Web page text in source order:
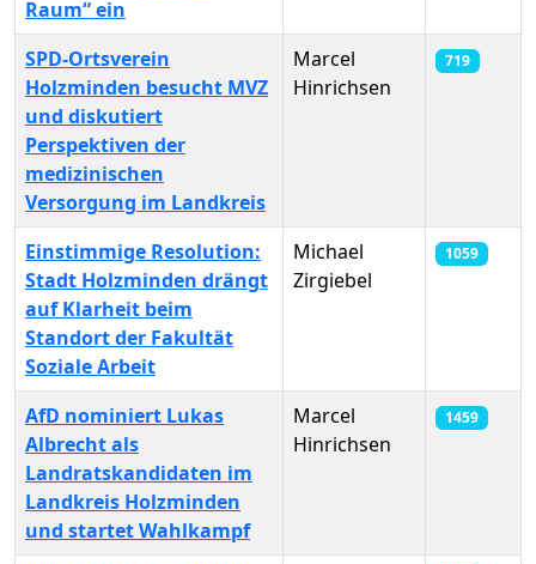
Raum“ ein
SPD-Ortsverein
Holzminden besucht MVZ
und diskutiert
Perspektiven der
medizinischen
Versorgung im Landkreis
Marcel
Hinrichsen
719
Einstimmige Resolution:
Stadt Holzminden drängt
auf Klarheit beim
Standort der Fakultät
Soziale Arbeit
Michael
Zirgiebel
1059
AfD nominiert Lukas
Albrecht als
Landratskandidaten im
Landkreis Holzminden
und startet Wahlkampf
Marcel
Hinrichsen
1459